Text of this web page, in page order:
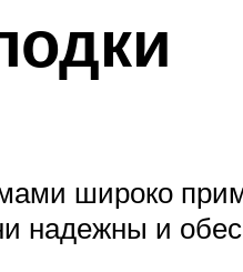
широко
надежны и